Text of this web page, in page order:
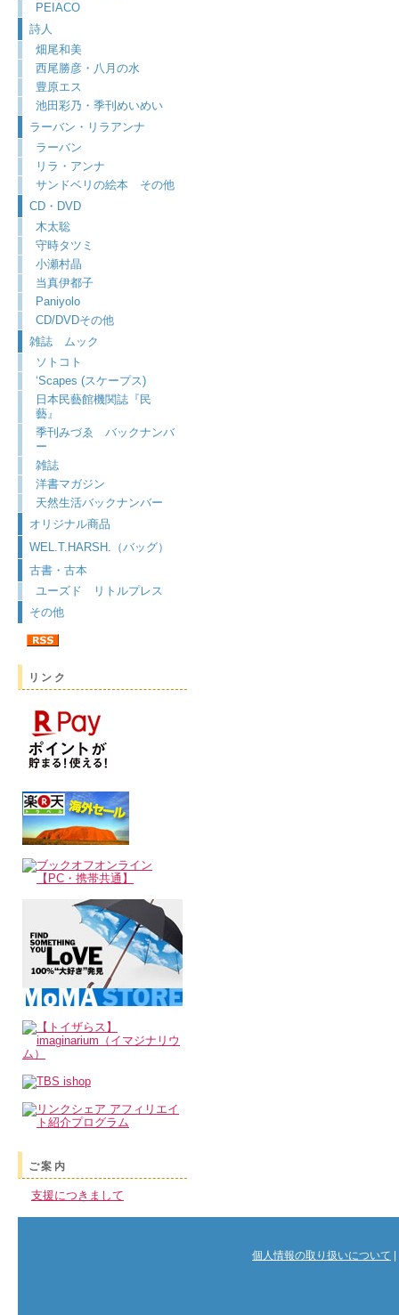
PEIACO
詩人
畑尾和美
西尾勝彦・八月の水
豊原エス
池田彩乃・季刊めいめい
ラーバン・リラアンナ
ラーバン
リラ・アンナ
サンドベリの絵本 その他
CD・DVD
木太聡
守時タツミ
小瀬村晶
当真伊都子
Paniyolo
CD/DVDその他
雑誌 ムック
ソトコト
‘Scapes (スケープス)
日本民藝館機関誌『民
藝』
季刊みづゑ バックナンバ
ー
雑誌
洋書マガジン
天然生活バックナンバー
オリジナル商品
WEL.T.HARSH.（バッグ）
古書・古本
ユーズド リトルプレス
その他
リンク
ご案内
支援につきまして
個人情報の取り扱いについて